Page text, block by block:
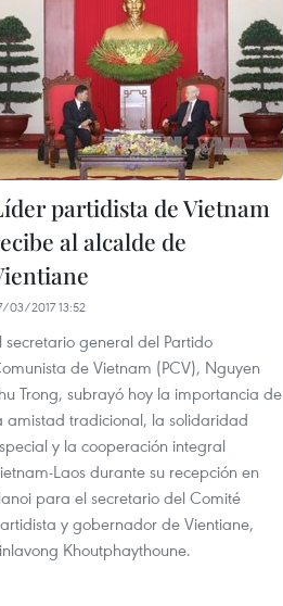
partidista de Vietnam
al alcalde de
03/2017 13:52
secretario general del Partido
de Vietnam (PCV), Nguyen
Trong, subrayó hoy la importancia de
amistad tradicional, la solidaridad
y la cooperación integral
Laos durante su recepción en
para el secretario del Comité
y gobernador de Vientiane,
Khoutphaythoune.